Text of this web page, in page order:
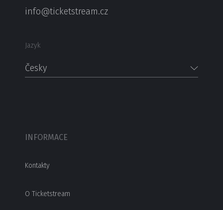
info@ticketstream.cz
Jazyk
Česky
INFORMACE
Kontakty
O Ticketstream